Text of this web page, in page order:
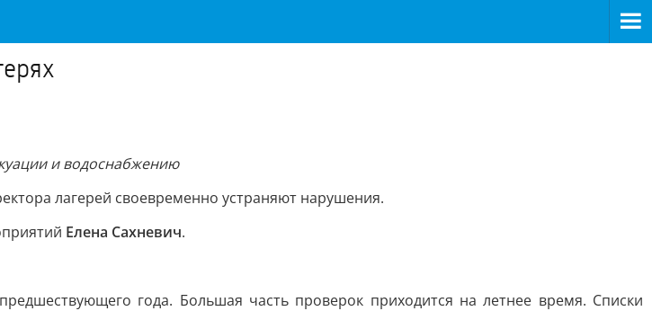
и водоснабжению
лагерей своевременно устраняют нарушения.
Елена Сахневич.
года. Большая часть проверок приходится на летнее время. Списки